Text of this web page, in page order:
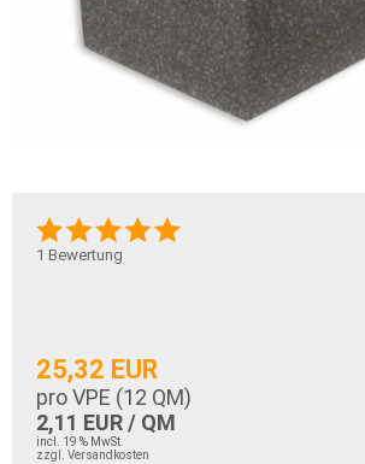
1 Bewertung
25,32 EUR
pro VPE (12 QM)
2,11 EUR / QM
incl. 19 % MwSt.
zzgl. Versandkosten